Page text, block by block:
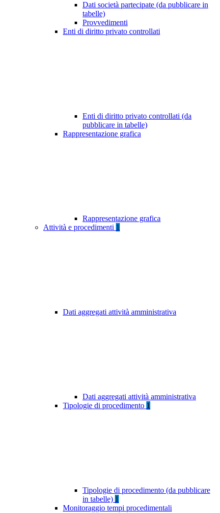
Dati società partecipate (da pubblicare in
tabelle)
Provvedimenti
Enti di diritto privato controllati
Enti di diritto privato controllati (da
pubblicare in tabelle)
Rappresentazione grafica
Rappresentazione grafica
Attività e procedimenti 1
Dati aggregati attività amministrativa
Dati aggregati attività amministrativa
Tipologie di procedimento 1
Tipologie di procedimento (da pubblicare
in tabelle) 1
Monitoraggio tempi procedimentali